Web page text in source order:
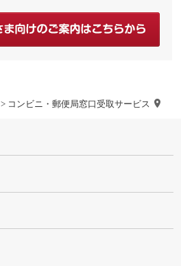
> コンビニ・郵便局窓口受取サービス